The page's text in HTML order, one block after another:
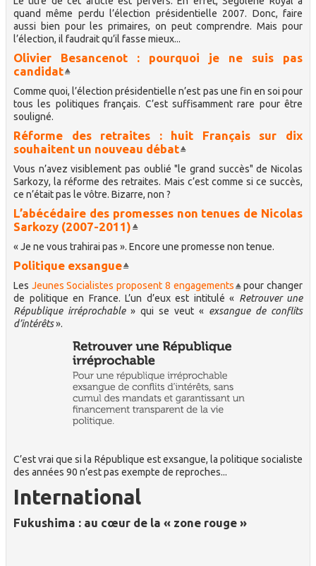
quand même perdu l’élection présidentielle 2007. Donc, faire
aussi bien pour les primaires, on peut comprendre. Mais pour
l’élection, il faudrait qu’il fasse mieux...
Olivier Besancenot : pourquoi je ne suis pas
candidat
Comme quoi, l’élection présidentielle n’est pas une fin en soi pour
tous les politiques français. C’est suffisamment rare pour être
souligné.
Réforme des retraites : huit Français sur dix
souhaitent un nouveau débat
Vous n’avez visiblement pas oublié "le grand succès" de Nicolas
Sarkozy, la réforme des retraites. Mais c’est comme si ce succès,
ce n’était pas le vôtre. Bizarre, non ?
L’abécédaire des promesses non tenues de Nicolas
Sarkozy (2007-2011)
« Je ne vous trahirai pas ». Encore une promesse non tenue.
Politique exsangue
Les Jeunes Socialistes proposent 8 engagements
pour changer
de politique en France. L’un d’eux est intitulé « Retrouver une
République irréprochable» qui se veut « exsangue de conflits
d’intérêts».
C’est vrai que si la République est exsangue, la politique socialiste
des années 90 n’est pas exempte de reproches...
International
Fukushima : au cœur de la « zone rouge »